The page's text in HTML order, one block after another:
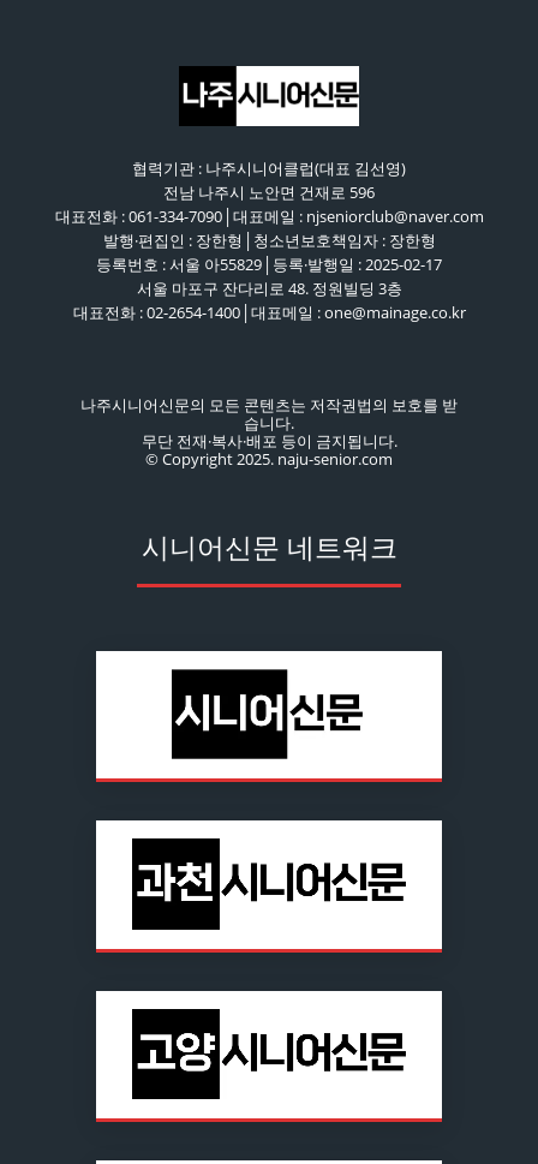
협력기관 : 나주시니어클럽(대표 김선영)
전남 나주시 노안면 건재로 596
대표전화 : 061-334-7090│대표메일 : njseniorclub@naver.com
발행·편집인 : 장한형│청소년보호책임자 : 장한형
등록번호 : 서울 아55829│등록·발행일 : 2025-02-17
서울 마포구 잔다리로 48. 정원빌딩 3층
대표전화 : 02-2654-1400│대표메일 : one@mainage.co.kr
나주시니어신문의 모든 콘텐츠는 저작권법의 보호를 받
습니다.
무단 전재·복사·배포 등이 금지됩니다.
© Copyright 2025. naju-senior.com
시니어신문 네트워크